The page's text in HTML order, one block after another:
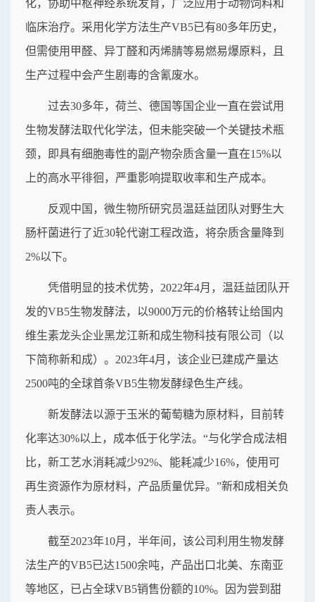
化，协助中枢神经系统发育，广泛应用于动物饲料和
临床治疗。采用化学方法生产VB5已有80多年历史，
但需使用甲醛、异丁醛和丙烯腈等易燃易爆原料，且
生产过程中会产生剧毒的含氰废水。
过去30多年，荷兰、德国等国企业一直在尝试用
生物发酵法取代化学法，但未能突破一个关键技术瓶
颈，即具有细胞毒性的副产物杂质含量一直在15%以
上的高水平徘徊，严重影响提取收率和生产成本。
反观中国，微生物所研究员温廷益团队对野生大
肠杆菌进行了近30轮代谢工程改造，将杂质含量降到
2%以下。
凭借明显的技术优势，2022年4月，温廷益团队开
发的VB5生物发酵法，以9000万元的价格转让给国内
维生素龙头企业黑龙江新和成生物科技有限公司（以
下简称新和成）。2023年4月，该企业已建成产量达
2500吨的全球首条VB5生物发酵绿色生产线。
新发酵法以源于玉米的葡萄糖为原材料，目前转
化率达30%以上，成本低于化学法。“与化学合成法相
比，新工艺水消耗减少92%、能耗减少16%，使用可
再生资源作为原材料，产品质量优异。”新和成相关负
责人表示。
截至2023年10月，半年间，该公司利用生物发酵
法生产的VB5已达1500余吨，产品出口北美、东南亚
等地区，已占全球VB5销售份额的10%。因为尝到甜